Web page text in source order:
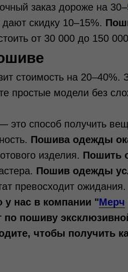
заказ дороже на
скидку 10–15%.
от 30 000 до 150
стоимость на 20–40%.
простые модели без
это способ получить
Пошива одежды
изделия. Пошить
Пошив одежды
превосходит ожидания.
нас в компании "Мерч
по пошиву
чтобы получить